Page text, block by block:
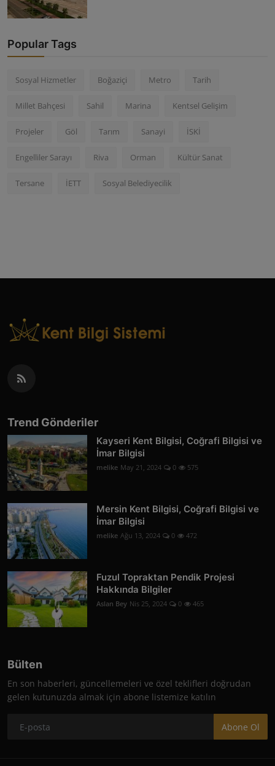
Popular Tags
Sosyal Hizmetler Boğaziçi Metro Tarih
Millet Bahçesi Sahil Marina Kentsel Gelişim
Projeler Göl Tarım Sanayi İSKİ
Engelliler Sarayı Riva Orman Kültür Sanat
Tersane İETT Sosyal Belediyecilik
Trend Gönderiler
Kayseri Kent Bilgisi, Coğrafi Bilgisi ve
İmar Bilgisi
melike May 21, 2024 0 575
Mersin Kent Bilgisi, Coğrafi Bilgisi ve
İmar Bilgisi
melike Ağu 13, 2024 0 472
Fuzul Topraktan Pendik Projesi
Hakkında Bilgiler
Aslan Bey Nis 25, 2024 0 465
Bülten
En son haberleri, güncellemeleri ve özel teklifleri doğrudan
gelen kutunuzda almak için abone listemize katılın
Abone Ol